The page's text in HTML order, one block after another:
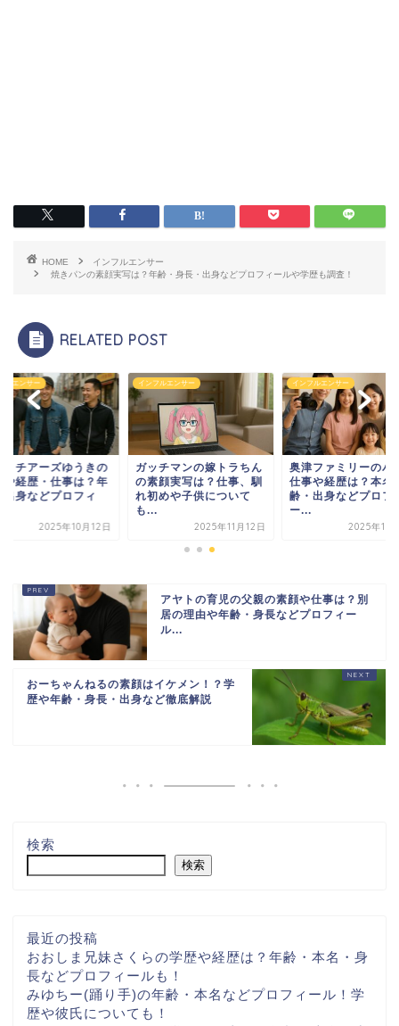
HOME
インフルエンサー
焼きパンの素顔実写は？年齢・身長・出身などプロフィールや学歴も調査！
RELATED POST
ルエンサー
トチアーズゆうきの
や経歴・仕事は？年
出身などプロフィ
2025年10月12日
インフルエンサー
ガッチマンの嫁トラちん
の素顔実写は？仕事、馴
れ初めや子供について
も...
2025年11月12日
インフルエンサー
奥津ファミリーのパ
仕事や経歴は？本名
齢・出身などプロフ
ー...
2025年11
アヤトの育児の父親の素顔や仕事は？別
居の理由や年齢・身長などプロフィー
ル...
おーちゃんねるの素顔はイケメン！？学
歴や年齢・身長・出身など徹底解説
検索
検索
最近の投稿
おおしま兄妹さくらの学歴や経歴は？年齢・本名・身
長などプロフィールも！
みゆちー(踊り手)の年齢・本名などプロフィール！学
歴や彼氏についても！